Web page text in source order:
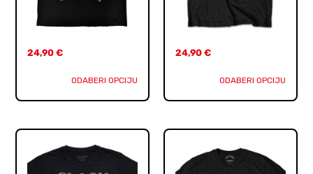
24,90€
ODABERI OPCIJU
24,90 €
ODABERI OPCIJU